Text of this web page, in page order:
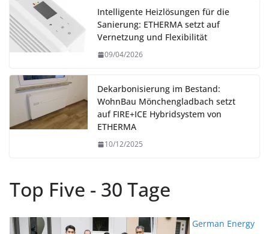
Intelligente Heizlösungen für die
Sanierung: ETHERMA setzt auf
Vernetzung und Flexibilität
09/04/2026
Dekarbonisierung im Bestand:
WohnBau Mönchengladbach setzt
auf FIRE+ICE Hybridsystem von
ETHERMA
10/12/2025
Top Five - 30 Tage
German Energy